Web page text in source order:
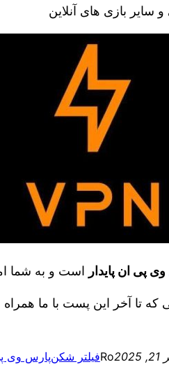
و سایر بازی های آنلاین
وی پی ان پایدار است و به شما
تا آخر این پست با ما همراه
Roفیلتر شکنپارس وی